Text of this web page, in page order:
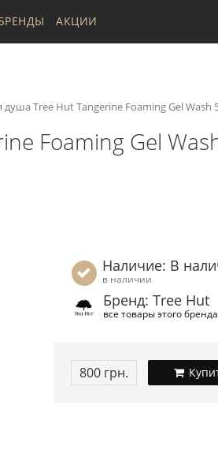
АКЦИИ
душа Tree Hut Tangerine Foaming Gel Wash
Foaming Gel
Наличие: В
в наличии
Бренд: Tree Hut
все товары этого бренда
800 грн.